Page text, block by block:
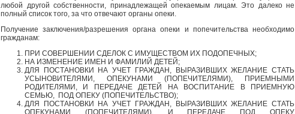
любой другой собственности, принадлежащей опекаемым лицам. Это далеко не
полный список того, за что отвечают органы опеки.
Получение заключения/разрешения органа опеки и попечительства необходимо
гражданам:
ПРИ СОВЕРШЕНИИ СДЕЛОК С ИМУЩЕСТВОМ ИХ ПОДОПЕЧНЫХ;
НА ИЗМЕНЕНИЕ ИМЕН И ФАМИЛИЙ ДЕТЕЙ;
ДЛЯ ПОСТАНОВКИ НА УЧЕТ ГРАЖДАН, ВЫРАЗИВШИХ ЖЕЛАНИЕ СТАТЬ
УСЫНОВИТЕЛЯМИ, ОПЕКУНАМИ (ПОПЕЧИТЕЛЯМИ), ПРИЕМНЫМИ
РОДИТЕЛЯМИ, И ПЕРЕДАЧЕ ДЕТЕЙ НА ВОСПИТАНИЕ В ПРИЕМНУЮ
СЕМЬЮ, ПОД ОПЕКУ (ПОПЕЧИТЕЛЬСТВО);
ДЛЯ ПОСТАНОВКИ НА УЧЕТ ГРАЖДАН, ВЫРАЗИВШИХ ЖЕЛАНИЕ СТАТЬ
ОПЕКУНАМИ (ПОПЕЧИТЕЛЯМИ), И ПЕРЕДАЧЕ ПОД ОПЕКУ